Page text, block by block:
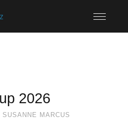
2026
SUSANNE MARCUS